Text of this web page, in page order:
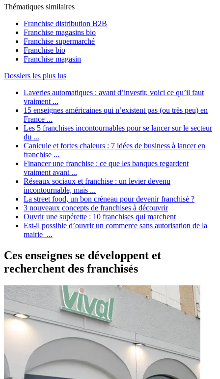
Thématiques similaires
Franchise distribution B2B
Franchise magasins bio
Franchise supermarché
Franchise bio
Franchise magasin
Dossiers les plus lus
Laveries automatiques : avant d’investir, voici ce qu’il faut
vraiment ...
15 enseignes américaines qui n’existent pas (ou très peu) en
France ...
Les 5 franchises incontournables pour se lancer sur le secteur
du ...
Canicule et fortes chaleurs : 7 idées de business à lancer en
franchise ...
Financer une franchise : ce que les banques regardent
vraiment avant ...
Réseaux sociaux et franchise : un levier devenu
incontournable, mais ...
La street food, un bon créneau pour devenir franchisé ?
3 nouveaux concepts de franchises à découvrir
Ouvrir une supérette : 10 franchises qui marchent
Est-il possible d’ouvrir un commerce sans autorisation de la
mairie ...
Ces enseignes se développent et
recherchent des franchisés